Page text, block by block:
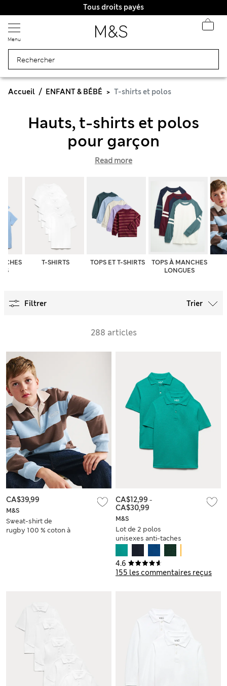
Tous droits payés
Menu
Accueil ENFANT & BÉBÉ T-shirts et polos
Hauts, t-shirts et polos
pour garçon
Read more
T-SHIRTS TOPS ET T-SHIRTS
TOPS À MANCHES
LONGUES
Filtrer Trier
288 articles
M&S
Sweat-shirt de
rugby 100 % coton à
CA$39,99
4.6
155 les commentaires reçus
M&S
Lot de 2 polos
unisexes anti-taches
parfaits pour l’école
(du 2 au 18 ans)
CA$12,99 -
CA$30,99